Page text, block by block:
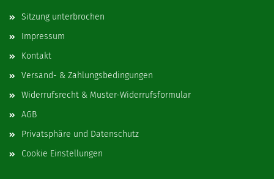
Sitzung unterbrochen
Impressum
Kontakt
Versand- & Zahlungsbedingungen
Widerrufsrecht & Muster-Widerrufsformular
AGB
Privatsphäre und Datenschutz
Cookie Einstellungen